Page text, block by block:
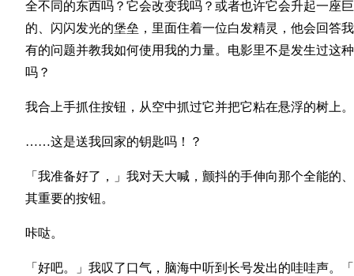
全不同的东西吗？它会改变我吗？或者也许它会升起一座
的、闪闪发光的堡垒，里面住着一位白发精灵，他会回答
有的问题并教我如何使用我的力量。电影里不是发生过这
吗？
我合上手抓住按钮，从空中抓过它并把它粘在悬浮的树上。
……这是送我回家的钥匙吗！？
「我准备好了，」我对天大喊，颤抖的手伸向那个全能的
其重要的按钮。
咔哒。
「好吧。」我叹了口气，脑海中听到长号发出的哇哇声。